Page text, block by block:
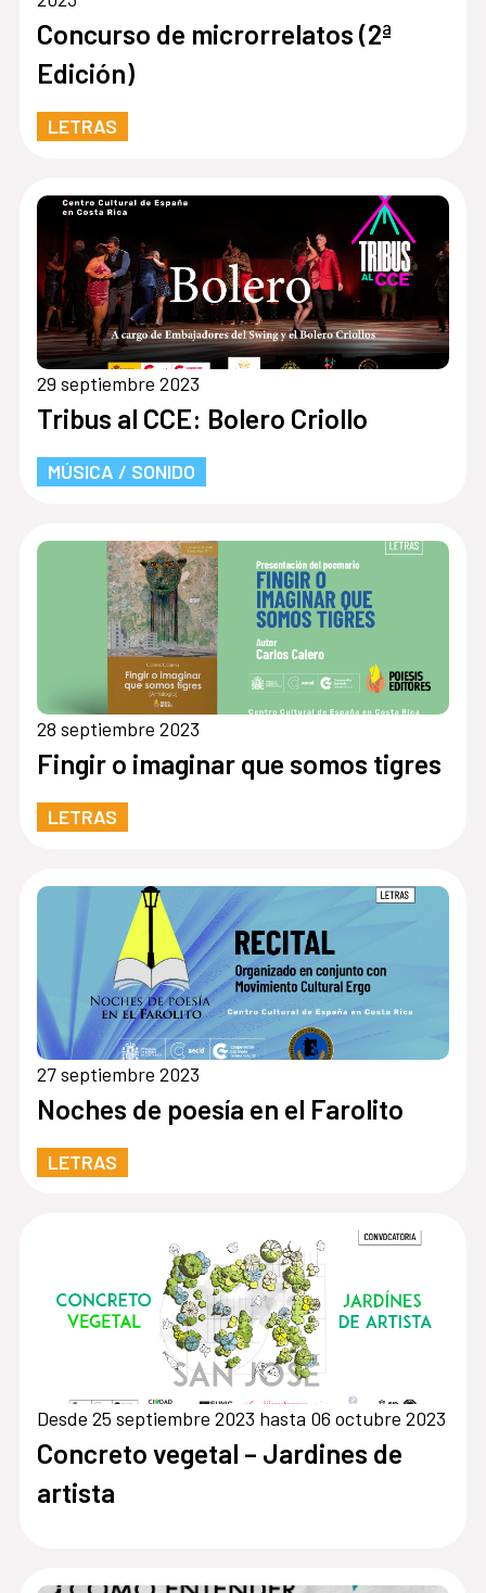
Concurso de microrrelatos (2ª
Edición)
LETRAS
29 septiembre 2023
Tribus al CCE: Bolero Criollo
MÚSICA / SONIDO
28 septiembre 2023
Fingir o imaginar que somos tigres
LETRAS
27 septiembre 2023
Noches de poesía en el Farolito
LETRAS
Desde 25 septiembre 2023 hasta 06 octubre 2023
Concreto vegetal – Jardines de
artista